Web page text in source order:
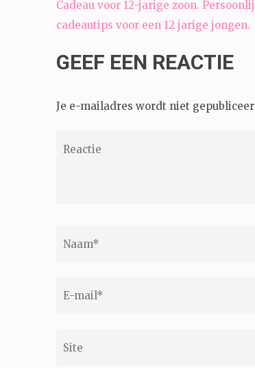
Bericht
navigatie
Cadeau voor 12-jarige zoon.
cadeautips voor een 12 jarige jongen.
GEEF EEN REACTIE
Je e-mailadres wordt niet